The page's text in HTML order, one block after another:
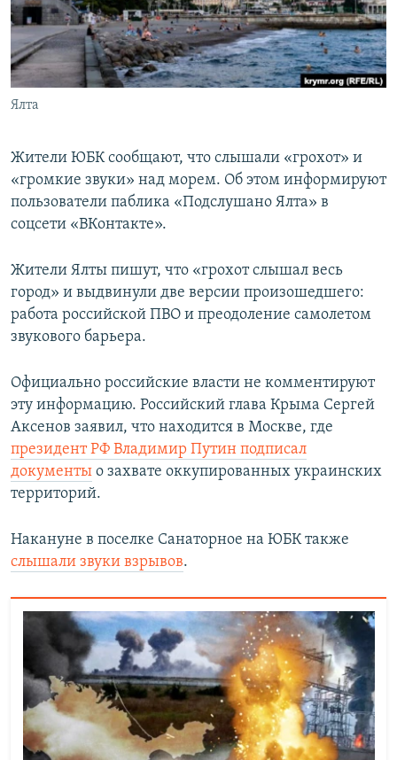
ПОБЕДИТЕЛЕЙ НЕ СУДЯТ?
КРЫМ.НЕПОКОРЕННЫЙ
ELIFBE
УКРАИНСКАЯ ПРОБЛЕМА КРЫМА
ПРИСОЕДИНЯЙТЕСЬ!
Ялта
Жители ЮБК сообщают, что слышали «грохот» и
«громкие звуки» над морем. Об этом информируют
пользователи паблика «Подслушано Ялта» в
соцсети «ВКонтакте».
Жители Ялты пишут, что «грохот слышал весь
город» и выдвинули две версии произошедшего:
работа российской ПВО и преодоление самолетом
звукового барьера.
Официально российские власти не комментируют
эту информацию. Российский глава Крыма Сергей
Аксенов заявил, что находится в Москве, где
президент РФ Владимир Путин подписал
документы о захвате оккупированных украинских
территорий.
Накануне в поселке Санаторное на ЮБК также
слышали звуки взрывов.